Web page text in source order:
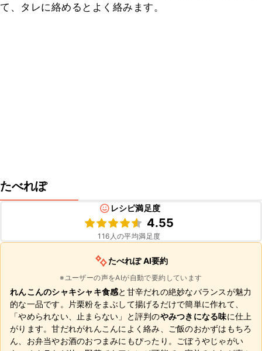
て、タレに絡めるとよく絡みます。
たべれぽ
レシピ満足度
4.55
116 人の平均満足度
たべれぽ AI要約
※ユーザーの声をAIが自動で要約しています
れんこんのシャキシャキ食感と甘辛だれの絶妙なバランスが魅力
的な一品です。片栗粉をまぶして揚げるだけで簡単に作れて、
「やめられない、止まらない」と評判のやみつきになる味に仕上
がります。甘だれがれんこんによく絡み、ご飯のおかずはもちろ
ん、お弁当やお酒のおつまみにもぴったり。ごぼうやじゃがい